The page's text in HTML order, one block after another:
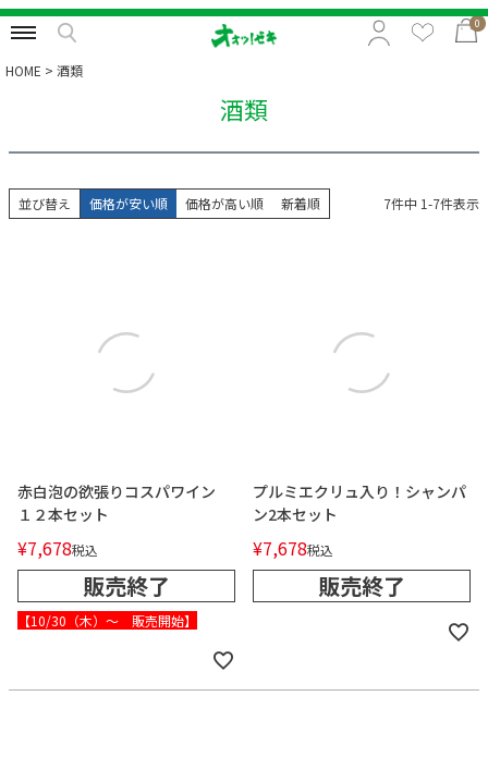
0
カテゴリから選択
HOME 酒類
酒類
並び替え 価格が安い順 価格が高い順 新着順 7件中 1-7件表示
赤白泡の欲張りコスパワイン
１２本セット
¥7,678税込
販売終了
【10/30（木）～ 販売開始】
プルミエクリュ入り！シャンパ
ン2本セット
¥7,678税込
販売終了